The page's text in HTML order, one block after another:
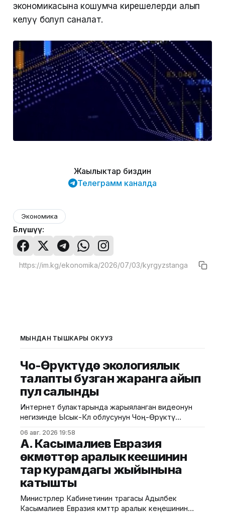
экономикасына кошумча кирешелерди алып
келуү болуп саналат.
Жаңылыктар биздин
Телеграмм каналда
Экономика
Бөлүшүү:
МЫНДАН ТЫШКАРЫ ОКУҢУЗ
Чоң-Өрүктүдө экологиялык
талапты бузган жаранга айып
пул салынды
Интернет булактарында жарыяланган видеонун
негизинде Ысык-Көл облусунун Чоң-Өрүктү
жерге төгүү фактысы аныкталды. Бул тууралуу
Жаратылыш ресурстары, экология жана
техникалык көзөмөл министрлигинен билдиришти.
Маалыматка ылайык, Экологиялык жана
техникалык көзөмөл кызматынын Ысык-Көл
регионалдык башкармалыгынын тескөөчүлөрү
жүргүзгөн текшерүүдө экологиялык талаптарды
бузган жаран аныкталган. Жыйынтыгында "Укук
06 авг. 2026 19:58
А. Касымалиев Евразия
өкмөттөр аралык кеңешинин
тар курамдагы жыйынына
катышты
Министрлер Кабинетинин төрагасы Адылбек
Касымалиев Евразия өкмөттөр аралык кеңешинин